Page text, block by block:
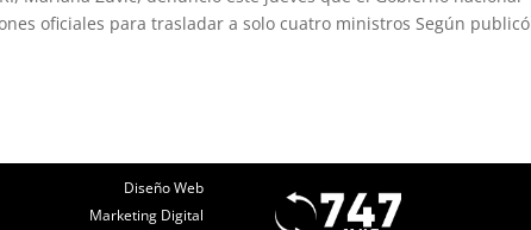
oficiales para trasladar a solo cuatro ministros Según publicó
Diseño Web
Marketing Digital